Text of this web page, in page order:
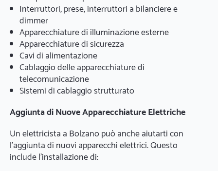
Interruttori, prese, interruttori a bilanciere e
dimmer
Apparecchiature di illuminazione esterne
Apparecchiature di sicurezza
Cavi di alimentazione
Cablaggio delle apparecchiature di
telecomunicazione
Sistemi di cablaggio strutturato
Aggiunta di Nuove Apparecchiature Elettriche
Un elettricista a Bolzano può anche aiutarti con
l'aggiunta di nuovi apparecchi elettrici. Questo
include l'installazione di: